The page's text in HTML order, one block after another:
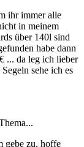
ihr immer alle
in meinem
über 140l sind
habe dann
... da leg ich lieber
sehe ich es
gebe zu, hoffe